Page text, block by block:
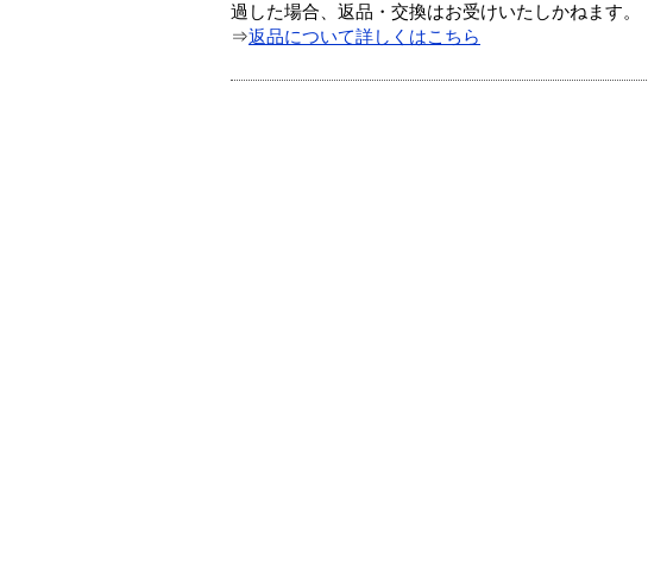
過した場合、返品・交換はお受けいたしかねます。
⇒返品について詳しくはこちら